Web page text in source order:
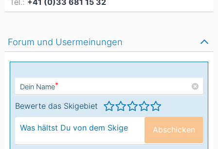
Forum und Usermeinungen
Dein Name*
Bewerte das Skigebiet
Abschicken